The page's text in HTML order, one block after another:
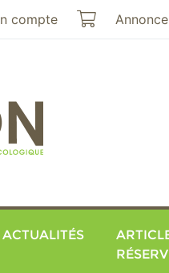
compte Mon panier
ACTUALITÉS